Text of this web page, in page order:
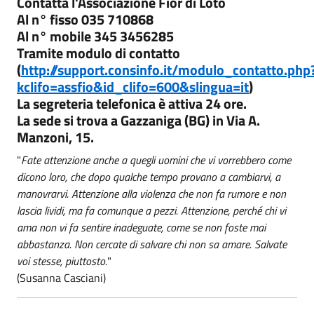
Al n° fisso 035 710868
Al n° mobile 345 3456285
Tramite modulo di contatto
(http://support.consinfo.it/
kclifo=assfio&id_clifo=600&slingua=it)
La segreteria telefonica è attiva 24 ore.
La sede si trova a Gazzaniga (BG) in Via A.
Manzoni, 15.
"Fate attenzione anche a quegli uomini che vi vorrebbero come
dicono loro, che dopo qualche tempo provano a cambiarvi, a
manovrarvi. Attenzione alla violenza che non fa rumore e non
lascia lividi, ma fa comunque a pezzi. Attenzione, perché chi vi
ama non vi fa sentire inadeguate, come se non foste mai
abbastanza. Non cercate di salvare chi non sa amare. Salvate
voi stesse, piuttosto."
(Susanna Casciani)